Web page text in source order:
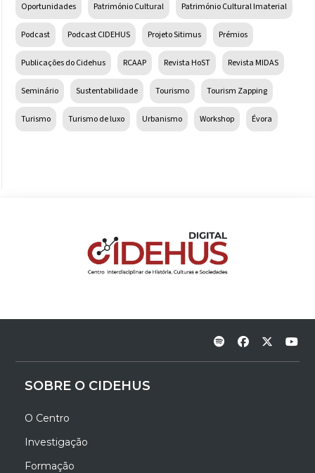
Oportunidades Património Cultural Património Cultural Imaterial
Podcast Podcast CIDEHUS Projeto Sitimus Prémios
Publicações do Cidehus RCAAP Revista HoST Revista MIDAS
Seminário Sustentabilidade Tourismo Tourism Zapping
Turismo Turismo de luxo Urbanismo Workshop Évora
SOBRE O CIDEHUS
O Centro
Investigação
Formação